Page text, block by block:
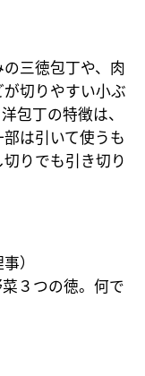
三徳包丁や、肉
切りやすい小ぶ
包丁の特徴は、
は引いて使うも
りでも引き切り
）
菜３つの徳。何で